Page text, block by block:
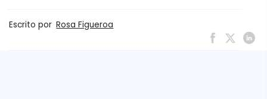
Escrito por Rosa Figueroa